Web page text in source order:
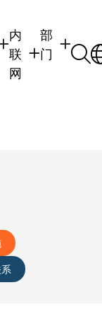
内
联
网
部
门